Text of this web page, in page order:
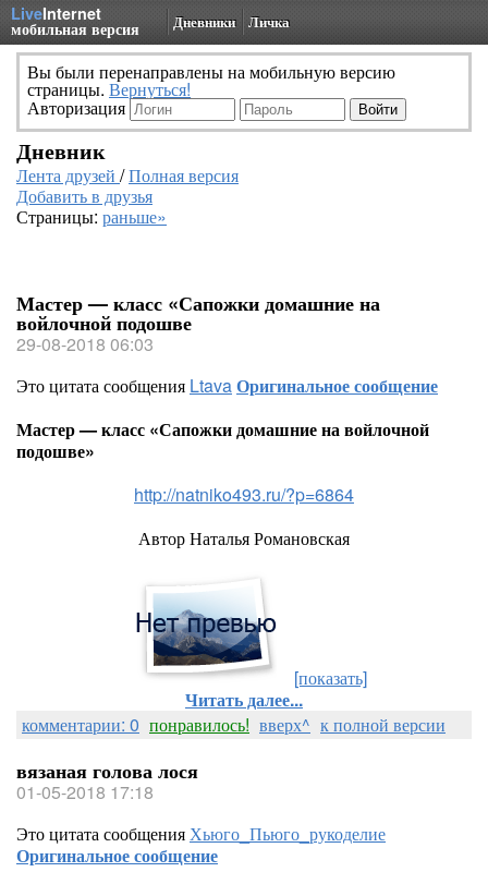
LiveInternet
мобильная версия Дневники Личка
Вы были перенаправлены на мобильную версию
страницы. Вернуться!
Авторизация
Дневник
Лента друзей /Полная версия
Добавить в друзья
Страницы: раньше»
Мастер — класс «Сапожки домашние на
войлочной подошве
29-08-2018 06:03
Это цитата сообщения LtavaОригинальное сообщение
Мастер — класс «Сапожки домашние на войлочной
подошве»
http://natniko493.ru/?p=6864
Автор Наталья Романовская
[показать]
Читать далее...
комментарии: 0 понравилось! вверх^ к полной версии
вязаная голова лося
01-05-2018 17:18
Это цитата сообщенияХьюго_Пьюго_рукоделие
Оригинальное сообщение